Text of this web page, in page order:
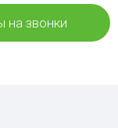
на звонки